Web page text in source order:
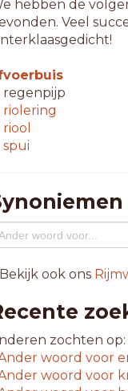
hebben de
Veel
regenpijp
riolering
riool
spui
ook ons
zochten op:
woord voor
woord voor